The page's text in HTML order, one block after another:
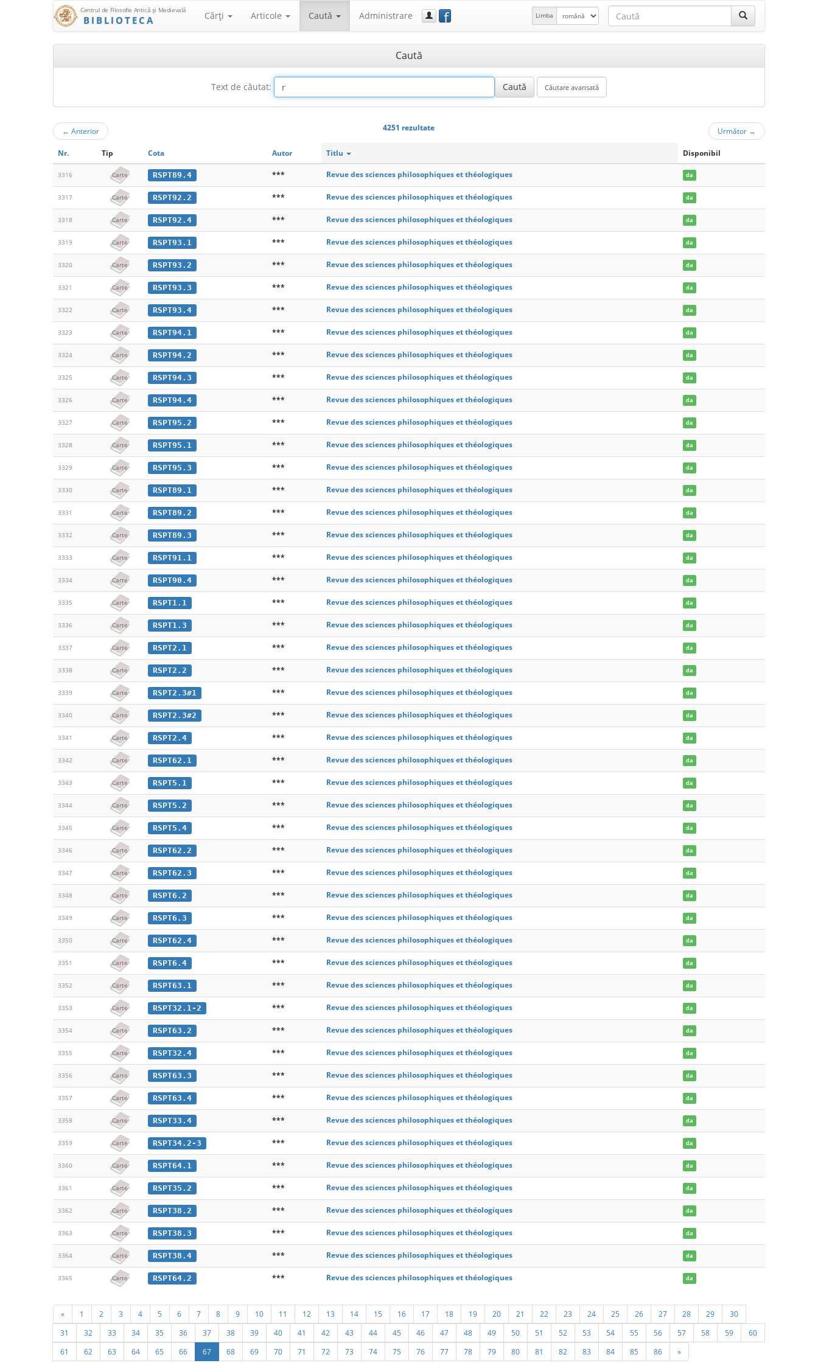
Centrul de Filosofie Antică şi Medievală
BIBLIOTECA Cărţi Articole Caută Administrare f Limba
Caută
Text de căutat:
← Anterior 4251 rezultate Următor →
Nr. Tip Cota Autor Titlu Disponibil
3316 Carte RSPT89.4 *** Revue des sciences philosophiques et théologiques da
3317 Carte RSPT92.2 *** Revue des sciences philosophiques et théologiques da
3318 Carte RSPT92.4 *** Revue des sciences philosophiques et théologiques da
3319 Carte RSPT93.1 *** Revue des sciences philosophiques et théologiques da
3320 Carte RSPT93.2 *** Revue des sciences philosophiques et théologiques da
3321 Carte RSPT93.3 *** Revue des sciences philosophiques et théologiques da
3322 Carte RSPT93.4 *** Revue des sciences philosophiques et théologiques da
3323 Carte RSPT94.1 *** Revue des sciences philosophiques et théologiques da
3324 Carte RSPT94.2 *** Revue des sciences philosophiques et théologiques da
3325 Carte RSPT94.3 *** Revue des sciences philosophiques et théologiques da
3326 Carte RSPT94.4 *** Revue des sciences philosophiques et théologiques da
3327 Carte RSPT95.2 *** Revue des sciences philosophiques et théologiques da
3328 Carte RSPT95.1 *** Revue des sciences philosophiques et théologiques da
3329 Carte RSPT95.3 *** Revue des sciences philosophiques et théologiques da
3330 Carte RSPT89.1 *** Revue des sciences philosophiques et théologiques da
3331 Carte RSPT89.2 *** Revue des sciences philosophiques et théologiques da
3332 Carte RSPT89.3 *** Revue des sciences philosophiques et théologiques da
3333 Carte RSPT91.1 *** Revue des sciences philosophiques et théologiques da
3334 Carte RSPT90.4 *** Revue des sciences philosophiques et théologiques da
3335 Carte RSPT1.1 *** Revue des sciences philosophiques et théologiques da
3336 Carte RSPT1.3 *** Revue des sciences philosophiques et théologiques da
3337 Carte RSPT2.1 *** Revue des sciences philosophiques et théologiques da
3338 Carte RSPT2.2 *** Revue des sciences philosophiques et théologiques da
3339 Carte RSPT2.3#1 *** Revue des sciences philosophiques et théologiques da
3340 Carte RSPT2.3#2 *** Revue des sciences philosophiques et théologiques da
3341 Carte RSPT2.4 *** Revue des sciences philosophiques et théologiques da
3342 Carte RSPT62.1 *** Revue des sciences philosophiques et théologiques da
3343 Carte RSPT5.1 *** Revue des sciences philosophiques et théologiques da
3344 Carte RSPT5.2 *** Revue des sciences philosophiques et théologiques da
3345 Carte RSPT5.4 *** Revue des sciences philosophiques et théologiques da
3346 Carte RSPT62.2 *** Revue des sciences philosophiques et théologiques da
3347 Carte RSPT62.3 *** Revue des sciences philosophiques et théologiques da
3348 Carte RSPT6.2 *** Revue des sciences philosophiques et théologiques da
3349 Carte RSPT6.3 *** Revue des sciences philosophiques et théologiques da
3350 Carte RSPT62.4 *** Revue des sciences philosophiques et théologiques da
3351 Carte RSPT6.4 *** Revue des sciences philosophiques et théologiques da
3352 Carte RSPT63.1 *** Revue des sciences philosophiques et théologiques da
3353 Carte RSPT32.1-2 *** Revue des sciences philosophiques et théologiques da
3354 Carte RSPT63.2 *** Revue des sciences philosophiques et théologiques da
3355 Carte RSPT32.4 *** Revue des sciences philosophiques et théologiques da
3356 Carte RSPT63.3 *** Revue des sciences philosophiques et théologiques da
3357 Carte RSPT63.4 *** Revue des sciences philosophiques et théologiques da
3358 Carte RSPT33.4 *** Revue des sciences philosophiques et théologiques da
3359 Carte RSPT34.2-3 *** Revue des sciences philosophiques et théologiques da
3360 Carte RSPT64.1 *** Revue des sciences philosophiques et théologiques da
3361 Carte RSPT35.2 *** Revue des sciences philosophiques et théologiques da
3362 Carte RSPT38.2 *** Revue des sciences philosophiques et théologiques da
3363 Carte RSPT38.3 *** Revue des sciences philosophiques et théologiques da
3364 Carte RSPT38.4 *** Revue des sciences philosophiques et théologiques da
3365 Carte RSPT64.2 *** Revue des sciences philosophiques et théologiques da
« 1 2 3 4 5 6 7 8 9 10 11 12 13 14 15 16 17 18 19 20 21 22 23 24 25 26 27 28 29
30
31
32 33 34 35 36 37 38 39 40 41 42 43 44 45 46 47 48 49 50 51 52 53 54 55 56 57 58 59
60
61
62 63 64 65 66 67 68 69 70 71 72 73 74 75 76 77 78 79 80 81 82 83 84 85 86 »